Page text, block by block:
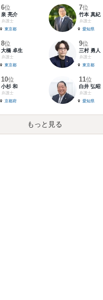
6位
泉 亮介
弁護士
東京都
7位
竹本 真紀
弁護士
愛知県
8位
大橋 卓生
弁護士
東京都
9位
三村 勇人
弁護士
東京都
10位
小杉 和
弁護士
京都府
11位
白井 弘昭
弁護士
愛知県
もっと見る